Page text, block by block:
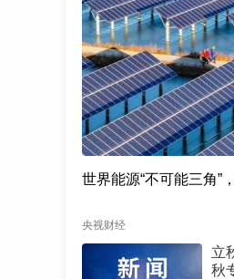
世界能源“不可能三角”
央视财经
立
秋